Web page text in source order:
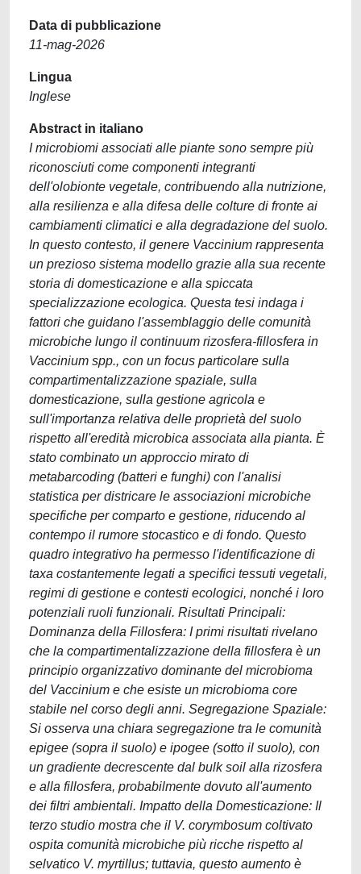
Data di pubblicazione
11-mag-2026
Lingua
Inglese
Abstract in italiano
I microbiomi associati alle piante sono sempre più
riconosciuti come componenti integranti
dell'olobionte vegetale, contribuendo alla nutrizione,
alla resilienza e alla difesa delle colture di fronte ai
cambiamenti climatici e alla degradazione del suolo.
In questo contesto, il genere Vaccinium rappresenta
un prezioso sistema modello grazie alla sua recente
storia di domesticazione e alla spiccata
specializzazione ecologica. Questa tesi indaga i
fattori che guidano l'assemblaggio delle comunità
microbiche lungo il continuum rizosfera-fillosfera in
Vaccinium spp., con un focus particolare sulla
compartimentalizzazione spaziale, sulla
domesticazione, sulla gestione agricola e
sull'importanza relativa delle proprietà del suolo
rispetto all'eredità microbica associata alla pianta. È
stato combinato un approccio mirato di
metabarcoding (batteri e funghi) con l'analisi
statistica per districare le associazioni microbiche
specifiche per comparto e gestione, riducendo al
contempo il rumore stocastico e di fondo. Questo
quadro integrativo ha permesso l'identificazione di
taxa costantemente legati a specifici tessuti vegetali,
regimi di gestione e contesti ecologici, nonché i loro
potenziali ruoli funzionali. Risultati Principali:
Dominanza della Fillosfera: I primi risultati rivelano
che la compartimentalizzazione della fillosfera è un
principio organizzativo dominante del microbioma
del Vaccinium e che esiste un microbioma core
stabile nel corso degli anni. Segregazione Spaziale:
Si osserva una chiara segregazione tra le comunità
epigee (sopra il suolo) e ipogee (sotto il suolo), con
un gradiente decrescente dal bulk soil alla rizosfera
e alla fillosfera, probabilmente dovuto all'aumento
dei filtri ambientali. Impatto della Domesticazione: Il
terzo studio mostra che il V. corymbosum coltivato
ospita comunità microbiche più ricche rispetto al
selvatico V. myrtillus; tuttavia, questo aumento è